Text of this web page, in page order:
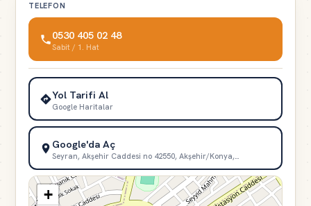
TELEFON
0530 405 02 48
Sabit / 1. Hat
Yol Tarifi Al
Google Haritalar
Google'da Aç
Seyran, Akşehir Caddesi no 42550, Akşehir/Konya,…
+